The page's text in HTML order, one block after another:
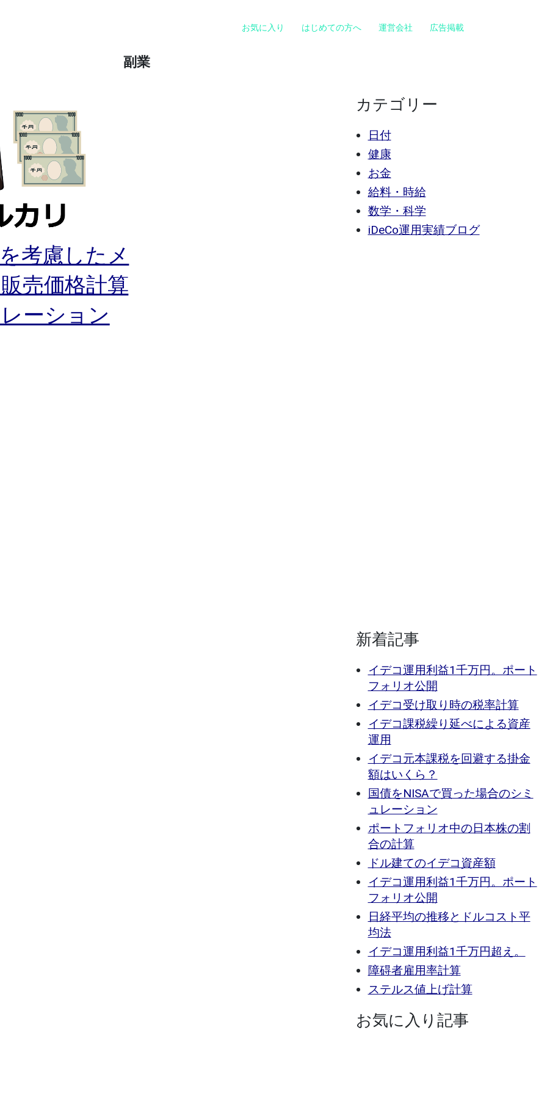
お気に入り はじめての方へ 運営会社 広告掲載
副業
考慮したメ
売価格計算
ーション
カテゴリー
日付
健康
お金
給料・時給
数学・科学
iDeCo運用実績ブログ
新着記事
イデコ運用利益1千万円。ポート
フォリオ公開
イデコ受け取り時の税率計算
イデコ課税繰り延べによる資産
運用
イデコ元本課税を回避する掛金
額はいくら？
国債をNISAで買った場合のシミ
ュレーション
ポートフォリオ中の日本株の割
合の計算
ドル建てのイデコ資産額
イデコ運用利益1千万円。ポート
フォリオ公開
日経平均の推移とドルコスト平
均法
イデコ運用利益1千万円超え。
障碍者雇用率計算
ステルス値上げ計算
お気に入り記事